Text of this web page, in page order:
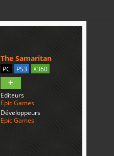
The Samaritan
PC PS3 X360
Editeurs
Epic Games
Développeurs
Epic Games